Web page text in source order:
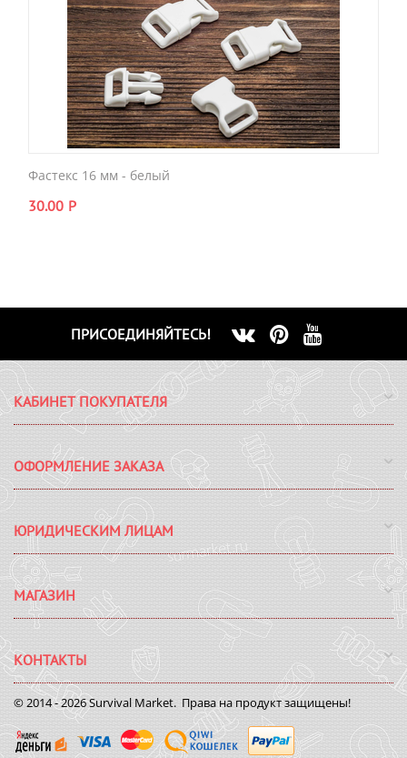
Фастекс 16 мм - белый
30.00 Р
ПРИСОЕДИНЯЙТЕСЬ!
КАБИНЕТ ПОКУПАТЕЛЯ
ОФОРМЛЕНИЕ ЗАКАЗА
ЮРИДИЧЕСКИМ ЛИЦАМ
МАГАЗИН
КОНТАКТЫ
© 2014 - 2026 Survival Market. Права на продукт защищены!